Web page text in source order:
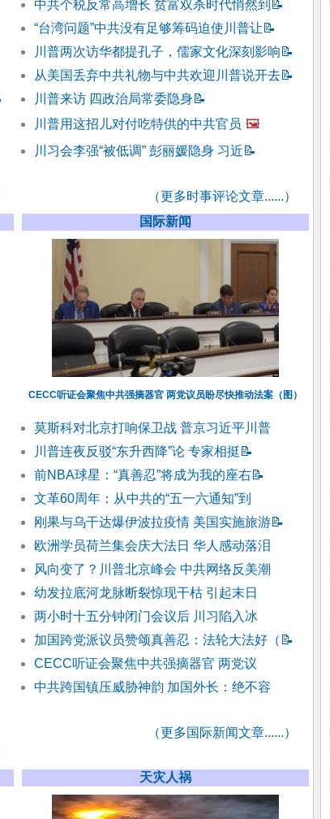
中共个税反常高增长 贫富双杀时代悄然到 📝
“台湾问题”中共没有足够筹码迫使川普让 📝
川普两次访华都提孔子，儒家文化深刻影响 📝
从美国丢弃中共礼物与中共欢迎川普说开去📝
川普来访 四政治局常委隐身📝
川普用这招儿对付吃特供的中共官员 🖼️
川习会李强“被低调” 彭丽媛隐身 习近 📝
（更多时事评论文章......）
国际新闻
CECC听证会聚焦中共强摘器官 两党议员盼尽快推动法案（图）
莫斯科对北京打响保卫战 普京习近平川普
川普连夜反驳“东升西降”论 专家相挺 📝
前NBA球星：“真善忍”将成为我的座右📝
文革60周年：从中共的“五一六通知”到
刚果与乌干达爆伊波拉疫情 美国实施旅游📝
欧洲学员荷兰集会庆大法日 华人感动落泪
风向变了？川普北京峰会 中共网络反美潮
幼发拉底河龙脉断裂惊现干枯 引起末日
两小时十五分钟闭门会议后 川习陷入冰
加国跨党派议员赞颂真善忍：法轮大法好（ 📝
CECC听证会聚焦中共强摘器官 两党议
中共跨国镇压威胁神韵 加国外长：绝不容
（更多国际新闻文章......）
天灾人祸